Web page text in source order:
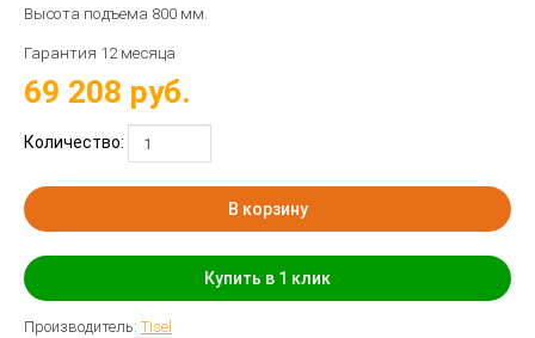
Высота подъема 800 мм.
Гарантия 12 месяца
69 208 руб.
Количество:
В корзину
Купить в 1 клик
Производитель: Tisel